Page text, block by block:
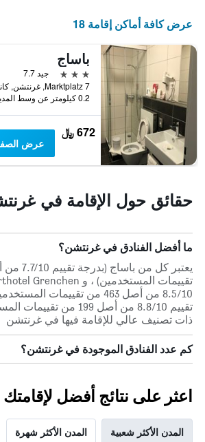
عرض كافة أماكن إقامة 18
باساج
3 نجوم
جيد 7.7
0.2 كيلومتر عن وسط المدينة
672 ﷼
عرض
حقائق حول الإقامة في
ما أفضل الفنادق في غرنتشن؟
تقييم 8.8/10 من أصل 199 من
ذات تصنيف عالي للإقامة فيها في غرنتشن
كم عدد الفنادق الموجودة في غرنتشن؟
اعثر على نتائج أفضل
المدن الأكثر شعبية المدن الأكثر شهرة